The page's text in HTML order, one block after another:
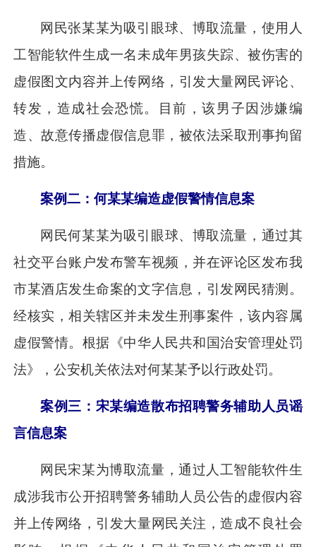
网民张某某为吸引眼球、博取流量，使用人
工智能软件生成一名未成年男孩失踪、被伤害的
虚假图文内容并上传网络，引发大量网民评论、
转发，造成社会恐慌。目前，该男子因涉嫌编
造、故意传播虚假信息罪，被依法采取刑事拘留
措施。
案例二：何某某编造虚假警情信息案
网民何某某为吸引眼球、博取流量，通过其
社交平台账户发布警车视频，并在评论区发布我
市某酒店发生命案的文字信息，引发网民猜测。
经核实，相关辖区并未发生刑事案件，该内容属
虚假警情。根据《中华人民共和国治安管理处罚
法》，公安机关依法对何某某予以行政处罚。
案例三：宋某编造散布招聘警务辅助人员谣
言信息案
网民宋某为博取流量，通过人工智能软件生
成涉我市公开招聘警务辅助人员公告的虚假内容
并上传网络，引发大量网民关注，造成不良社会